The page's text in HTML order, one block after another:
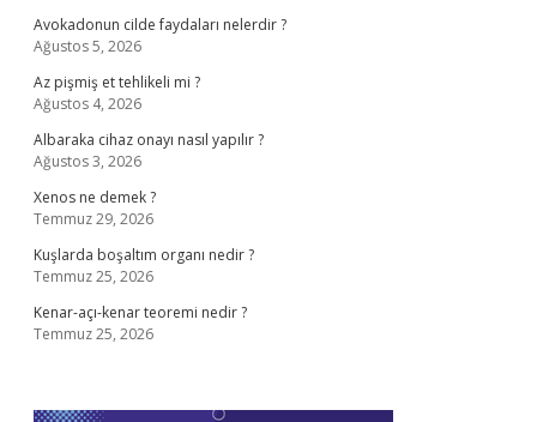
Avokadonun cilde faydaları nelerdir ?
Ağustos 5, 2026
Az pişmiş et tehlikeli mi ?
Ağustos 4, 2026
Albaraka cihaz onayı nasıl yapılır ?
Ağustos 3, 2026
Xenos ne demek ?
Temmuz 29, 2026
Kuşlarda boşaltım organı nedir ?
Temmuz 25, 2026
Kenar-açı-kenar teoremi nedir ?
Temmuz 25, 2026